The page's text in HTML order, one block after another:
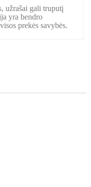
užrašai gali truputį
yra bendro
prekės savybės.